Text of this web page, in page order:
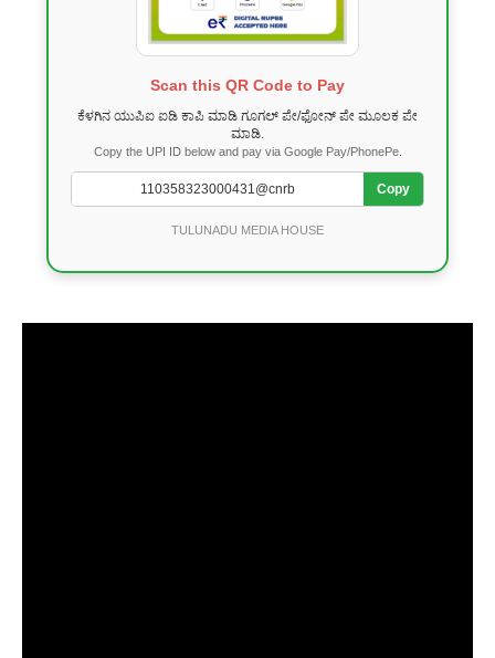
Scan this QR Code to Pay
ಕೆಳಗಿನ ಯುಪಿಐ ಐಡಿ ಕಾಪಿ ಮಾಡಿ ಗೂಗಲ್ ಪೇ/ಫೋನ್ ಪೇ ಮೂಲಕ ಪೇ
ಮಾಡಿ.
Copy the UPI ID below and pay via Google Pay/PhonePe.
Copy
TULUNADU MEDIA HOUSE